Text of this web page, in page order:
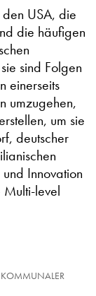
USA, die
die häufigen
sind Folgen
einerseits
umzugehen,
um sie
deutscher
Innovation
Multi-level
KOMMUNALER